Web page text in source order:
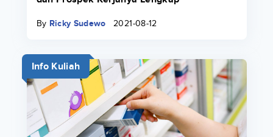
By Ricky Sudewo 2021-08-12
Info Kuliah